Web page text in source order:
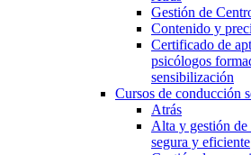
Gestión de
Contenido y
Certificado de
psicólogos
sensibilización
Cursos de conducción
Atrás
Alta y gestión de
segura y eficiente